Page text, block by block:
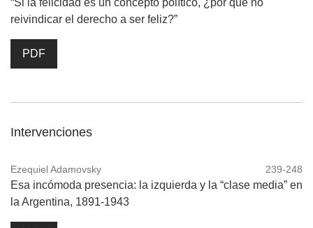
“Si la felicidad es un concepto político, ¿por qué no
reivindicar el derecho a ser feliz?”
PDF
Intervenciones
Ezequiel Adamovsky 239-248
Esa incómoda presencia: la izquierda y la “clase media” en
la Argentina, 1891-1943